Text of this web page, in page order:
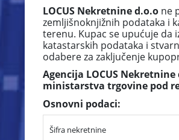
LOCUS Nekretnine d.o.o ne
zemljišnoknjižnih podataka i
terenu. Kupac se upućuje da
katastarskih podataka i
odabere za zaključenje
Agencija LOCUS
ministarstva trgovine pod
Osnovni podaci:
Šifra nekretnine